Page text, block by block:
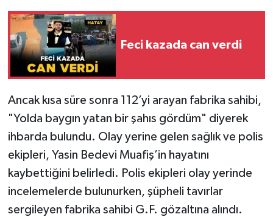
Feci kazada can verdi
Ancak kısa süre sonra 112’yi arayan fabrika sahibi,
"Yolda baygın yatan bir şahıs gördüm" diyerek
ihbarda bulundu. Olay yerine gelen sağlık ve polis
ekipleri, Yasin Bedevi Muafiş’in hayatını
kaybettiğini belirledi. Polis ekipleri olay yerinde
incelemelerde bulunurken, şüpheli tavırlar
sergileyen fabrika sahibi G.F. gözaltına alındı.